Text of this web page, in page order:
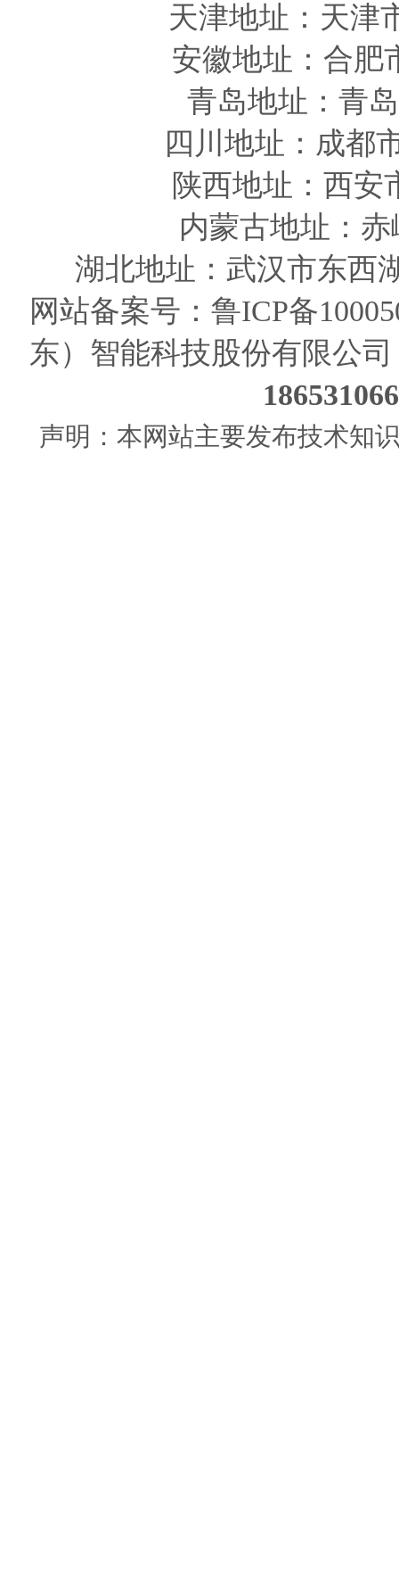
天津地址 ：天津
安徽地址 ：合
青岛地址 ：青
四川 地址 ：成都
陕西地址 ：西
内蒙古地址：
湖北地址：武汉市东西
网站备案号： 鲁ICP备
东）智能科技股份有限公司
声明：本网站主要发布技术知